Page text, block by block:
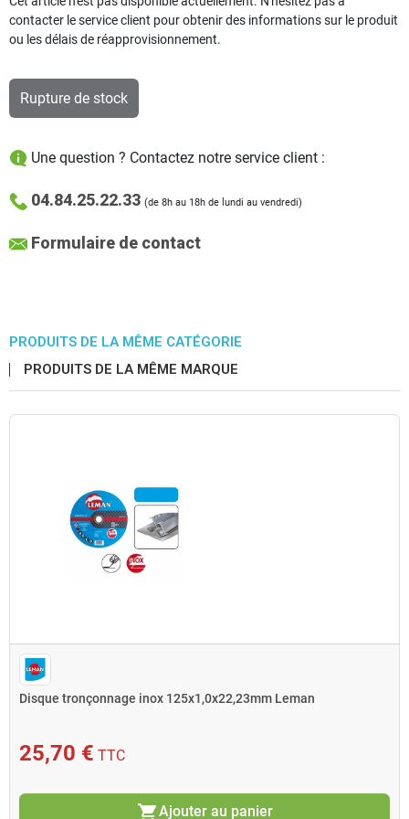
contacter le service client pour obtenir des informations sur le produit
ou les délais de réapprovisionnement.
Rupture de stock
Une question ? Contactez notre service client :
04.84.25.22.33 (de 8h au 18h de lundi au vendredi)
Formulaire de contact
PRODUITS DE LA MÊME CATÉGORIE
PRODUITS DE LA MÊME MARQUE
Disque tronçonnage inox 125x1,0x22,23mm Leman
25,70 € TTC
shopping_cartAjouter au panier